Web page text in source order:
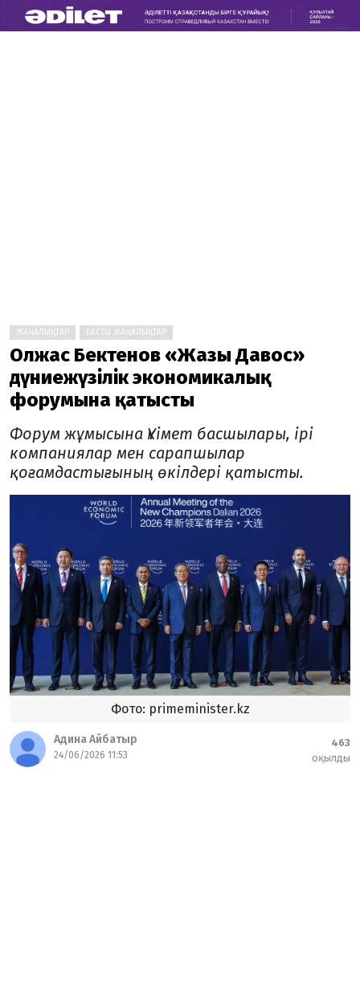
ЖАҢАЛЫҚТАР БАСТЫ ЖАҢАЛЫҚТАР
Олжас Бектенов «Жазғы Давос»
дүниежүзілік экономикалық
форумына қатысты
Форум жұмысына Үкімет басшылары, ірі
компаниялар мен сарапшылар
қоғамдастығының өкілдері қатысты.
Фото: primeminister.kz
Адина Айбатыр
24/06/2026 11:53
463
оқылды